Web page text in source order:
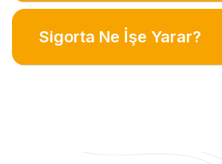
Sigorta Ne İşe Yarar?